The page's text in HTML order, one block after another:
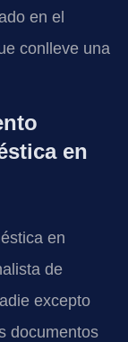
en el
conlleve una
en
en
de
excepto
documentos